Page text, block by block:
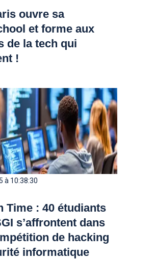
ouvre sa
et forme aux
de la tech qui
!
à 10:38:30
Time : 40 étudiants
s’affrontent dans
de hacking
informatique